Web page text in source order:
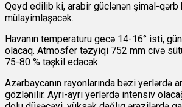
Qeyd edilib ki, arabir güclənən şimal-qərb
mülayimləşəcək.
Havanın temperaturu gecə 14-16° isti,
olacaq. Atmosfer təzyiqi 752 mm civə
75-80 % təşkil edəcək.
Azərbaycanın rayonlarında bəzi yerlərdə
gözlənilir. Ayrı-ayrı yerlərdə intensiv